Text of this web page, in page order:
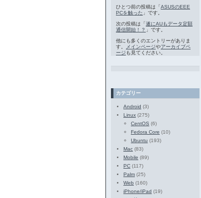
ひとつ前の投稿は「ASUSのEEE
PCを触った 」です。
次の投稿は「遂にAUもデータ定額
通信開始！？ 」です。
他にも多くのエントリーがありま
す。
メインページやアーカイブペ
ージ も見てください。
カテゴリー
Android (3)
Linux (275)
CentOS (6)
Fedora Core (10)
Ubuntu (193)
Mac (83)
Mobile (89)
PC (117)
Palm (25)
Web (160)
iPhone/iPad (19)